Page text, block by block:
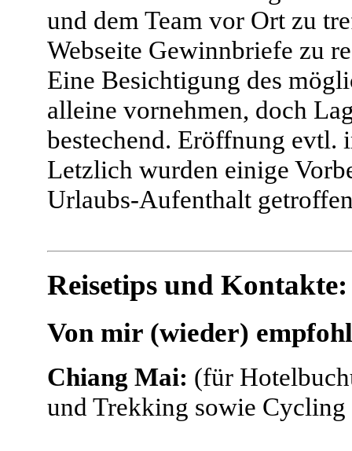
und dem Team vor Ort zu
Webseite Gewinnbriefe zu
Eine Besichtigung des
alleine vornehmen, doch
bestechend. Eröffnung evtl.
Letzlich wurden einige
Urlaubs-Aufenthalt
Reisetips und Kontakte:
Von mir (wieder)
Chiang Mai: (für
und Trekking sowie Cycling